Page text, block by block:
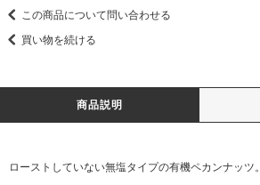
この商品について問い合わせる
買い物を続ける
商品説明
ローストしていない無塩タイプの有機ペカンナッツ。